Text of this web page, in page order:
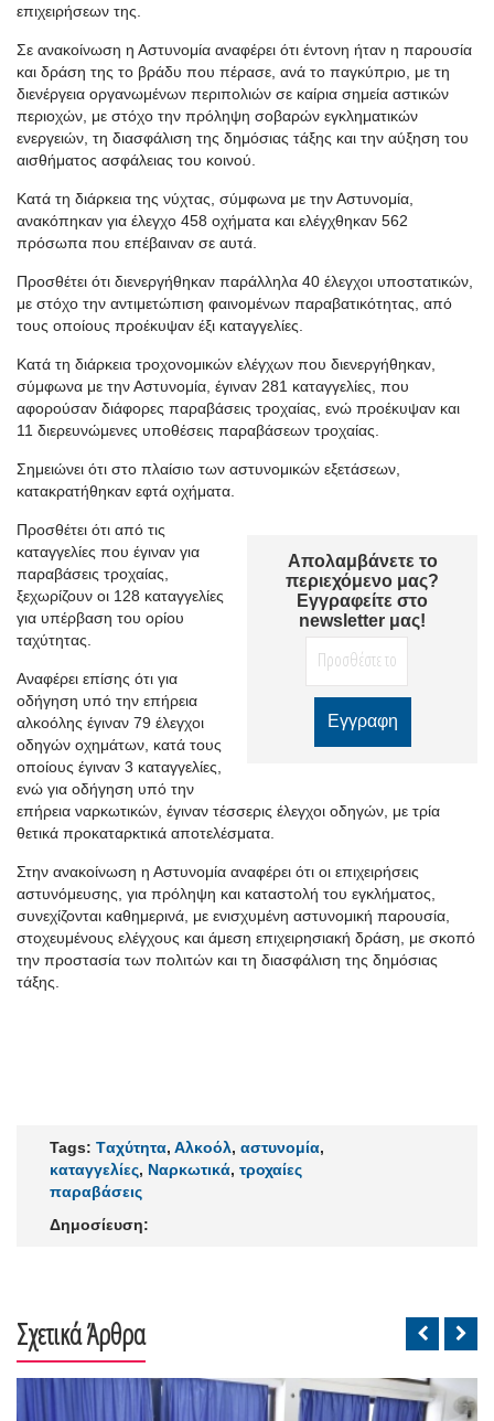
επιχειρήσεων της.
Σε ανακοίνωση η Αστυνομία αναφέρει ότι έντονη ήταν η παρουσία
και δράση της το βράδυ που πέρασε, ανά το παγκύπριο, με τη
διενέργεια οργανωμένων περιπολιών σε καίρια σημεία αστικών
περιοχών, με στόχο την πρόληψη σοβαρών εγκληματικών
ενεργειών, τη διασφάλιση της δημόσιας τάξης και την αύξηση του
αισθήματος ασφάλειας του κοινού.
Kατά τη διάρκεια της νύχτας, σύμφωνα με την Αστυνομία,
ανακόπηκαν για έλεγχο 458 οχήματα και ελέγχθηκαν 562
πρόσωπα που επέβαιναν σε αυτά.
Προσθέτει ότι διενεργήθηκαν παράλληλα 40 έλεγχοι υποστατικών,
με στόχο την αντιμετώπιση φαινομένων παραβατικότητας, από
τους οποίους προέκυψαν έξι καταγγελίες.
Κατά τη διάρκεια τροχονομικών ελέγχων που διενεργήθηκαν,
σύμφωνα με την Αστυνομία, έγιναν 281 καταγγελίες, που
αφορούσαν διάφορες παραβάσεις τροχαίας, ενώ προέκυψαν και
11 διερευνώμενες υποθέσεις παραβάσεων τροχαίας.
Σημειώνει ότι στο πλαίσιο των αστυνομικών εξετάσεων,
κατακρατήθηκαν εφτά οχήματα.
Απολαμβάνετε το
περιεχόμενο μας?
Εγγραφείτε στο
newsletter μας!
Προσθέτει ότι από τις
καταγγελίες που έγιναν για
παραβάσεις τροχαίας,
ξεχωρίζουν οι 128 καταγγελίες
για υπέρβαση του ορίου
ταχύτητας.
Αναφέρει επίσης ότι για
οδήγηση υπό την επήρεια
αλκοόλης έγιναν 79 έλεγχοι
οδηγών οχημάτων, κατά τους
οποίους έγιναν 3 καταγγελίες,
ενώ για οδήγηση υπό την
επήρεια ναρκωτικών, έγιναν τέσσερις έλεγχοι οδηγών, με τρία
θετικά προκαταρκτικά αποτελέσματα.
Στην ανακοίνωση η Αστυνομία αναφέρει ότι οι επιχειρήσεις
αστυνόμευσης, για πρόληψη και καταστολή του εγκλήματος,
συνεχίζονται καθημερινά, με ενισχυμένη αστυνομική παρουσία,
στοχευμένους ελέγχους και άμεση επιχειρησιακή δράση, με σκοπό
την προστασία των πολιτών και τη διασφάλιση της δημόσιας
τάξης.
Tags: Tαχύτητα, Αλκοόλ, αστυνομία,
καταγγελίες, Ναρκωτικά, τροχαίες
παραβάσεις
Δημοσίευση:
Σχετικά Άρθρα